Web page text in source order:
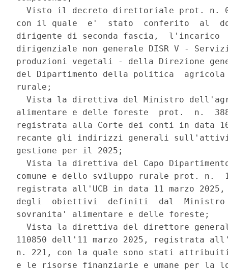
Visto il decreto direttoriale prot. n.
con il quale  e'  stato  conferito  al
dirigente di seconda fascia,
dirigenziale non generale DISR V -
produzioni vegetali - della Direzione
del Dipartimento della politica  agricola
rurale;
Vista la direttiva del Ministro
alimentare e delle foreste  prot.  n.
registrata alla Corte dei conti in data
recante gli indirizzi generali
gestione per il 2025;
Vista la direttiva del Capo
comune e dello sviluppo rurale prot. n.
registrata all'UCB in data 11 marzo
degli  obiettivi  definiti  dal
sovranita' alimentare e delle foreste;
Vista la direttiva del direttore
110850 dell'11 marzo 2025, registrata
n. 221, con la quale sono stati
e le risorse finanziarie e umane per la